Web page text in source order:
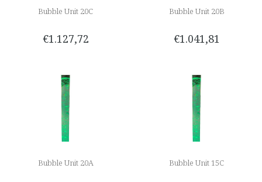
Bubble Unit 20C
€1.127,72
Bubble Unit 20B
€1.041,81
Bubble Unit 20A Bubble Unit 15C